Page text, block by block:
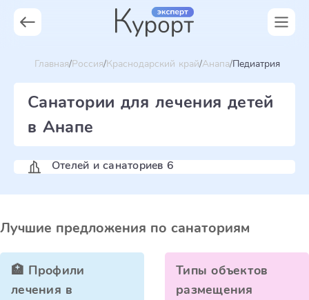
Главная Россия Краснодарский край Анапа Педиатрия
Санатории для лечения детей
в Анапе
Отелей и санаториев 6
Лучшие предложения по санаториям
🏥 Профили
лечения в
Типы объектов
размещения